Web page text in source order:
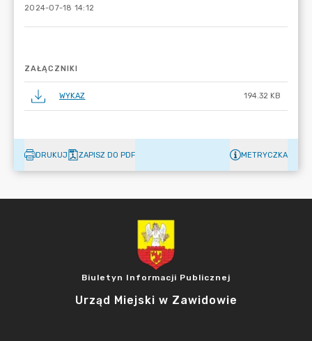
2024-07-18 14:12
ZAŁĄCZNIKI
WYKAZ 194.32 KB
DRUKUJ ZAPISZ DO PDF METRYCZKA
Biuletyn Informacji Publicznej
Urząd Miejski w Zawidowie